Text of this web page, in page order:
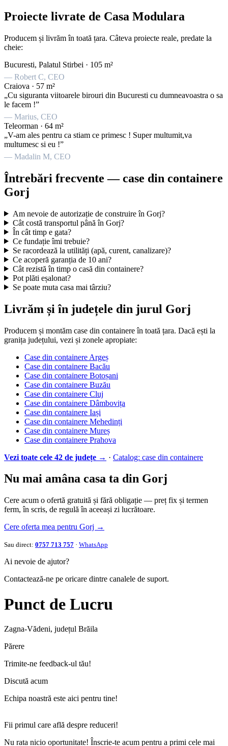
Proiecte livrate de Casa Modulara
Producem și livrăm în toată țara. Câteva proiecte reale, predate la
cheie:
Bucuresti, Palatul Stirbei · 105 m²
— Robert C, CEO
Craiova · 57 m²
„Cu siguranta viitoarele birouri din Bucuresti cu dumneavoastra o sa
le facem !”
— Marius, CEO
Teleorman · 64 m²
„V-am ales pentru ca stiam ce primesc ! Super multumit,va
multumesc si eu !”
— Madalin M, CEO
Întrebări frecvente — case din containere
Gorj
Am nevoie de autorizație de construire în Gorj?
Cât costă transportul până în Gorj?
În cât timp e gata?
Ce fundație îmi trebuie?
Se racordează la utilități (apă, curent, canalizare)?
Ce acoperă garanția de 10 ani?
Cât rezistă în timp o casă din containere?
Pot plăti eșalonat?
Se poate muta casa mai târziu?
Livrăm și în județele din jurul Gorj
Producem și montăm case din containere în toată țara. Dacă ești la
granița județului, vezi și zonele apropiate:
Case din containere Argeș
Case din containere Bacău
Case din containere Botoșani
Case din containere Buzău
Case din containere Cluj
Case din containere Dâmbovița
Case din containere Iași
Case din containere Mehedinți
Case din containere Mureș
Case din containere Prahova
Vezi toate cele 42 de județe → · Catalog: case din containere
Nu mai amâna casa ta din Gorj
Cere acum o ofertă gratuită și fără obligație — preț fix și termen
ferm, în scris, de regulă în aceeași zi lucrătoare.
Cere oferta mea pentru Gorj →
Sau direct: 0757 713 757 · WhatsApp
Ai nevoie de ajutor?
Contactează-ne pe oricare dintre canalele de suport.
Punct de Lucru
Zagna-Vădeni, județul Brăila
Părere
Trimite-ne feedback-ul tău!
Discută acum
Echipa noastră este aici pentru tine!
Fii primul care află despre reduceri!
Nu rata nicio oportunitate! Înscrie-te acum pentru a primi cele mai